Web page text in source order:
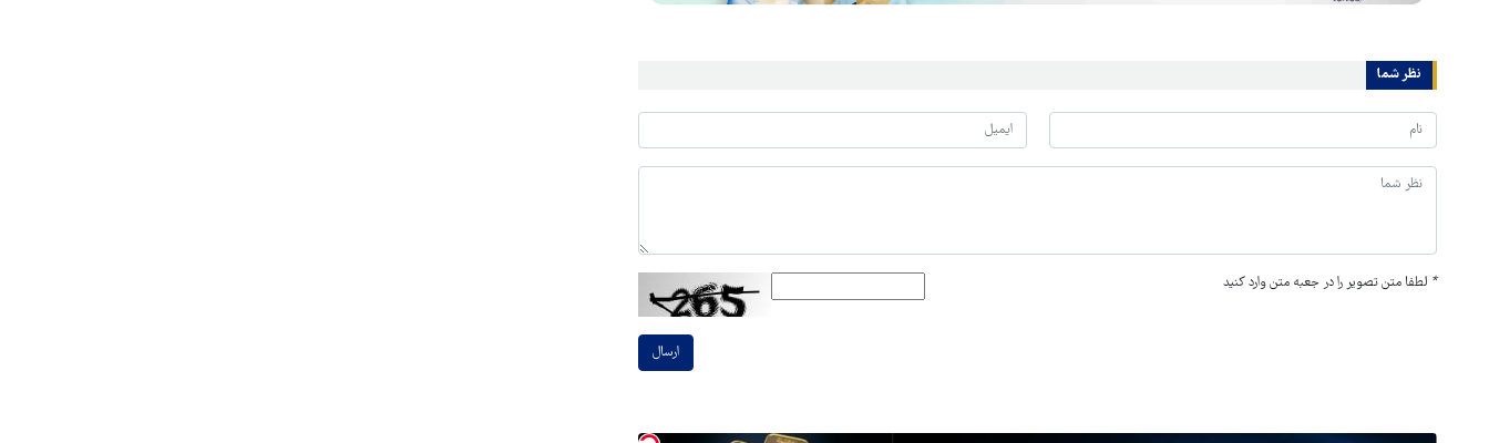
نظر شما
* لطفا متن تصویر را در جعبه متن وارد کنید
ارسال